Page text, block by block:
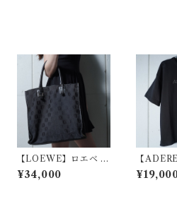
【LOEWE】ロエベ ア
ナグラムロゴ総柄レザ
ーハンドルキャンバス
¥34,000
【
ーダーエ
ロゴ刺繍